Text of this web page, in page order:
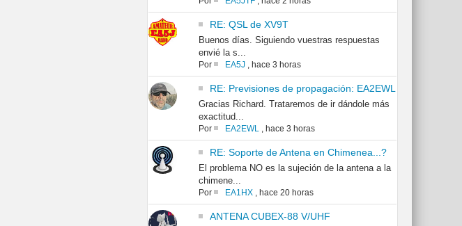
RE: QSL de XV9T
Buenos días. Siguiendo vuestras respuestas
envié la s...
Por EA5J, hace 3 horas
RE: Previsiones de propagación: EA2EWL
Gracias Richard. Trataremos de ir dándole más
exactitud...
Por EA2EWL, hace 3 horas
RE: Soporte de Antena en Chimenea...?
El problema NO es la sujeción de la antena a la
chimene...
Por EA1HX, hace 20 horas
ANTENA CUBEX-88 V/UHF